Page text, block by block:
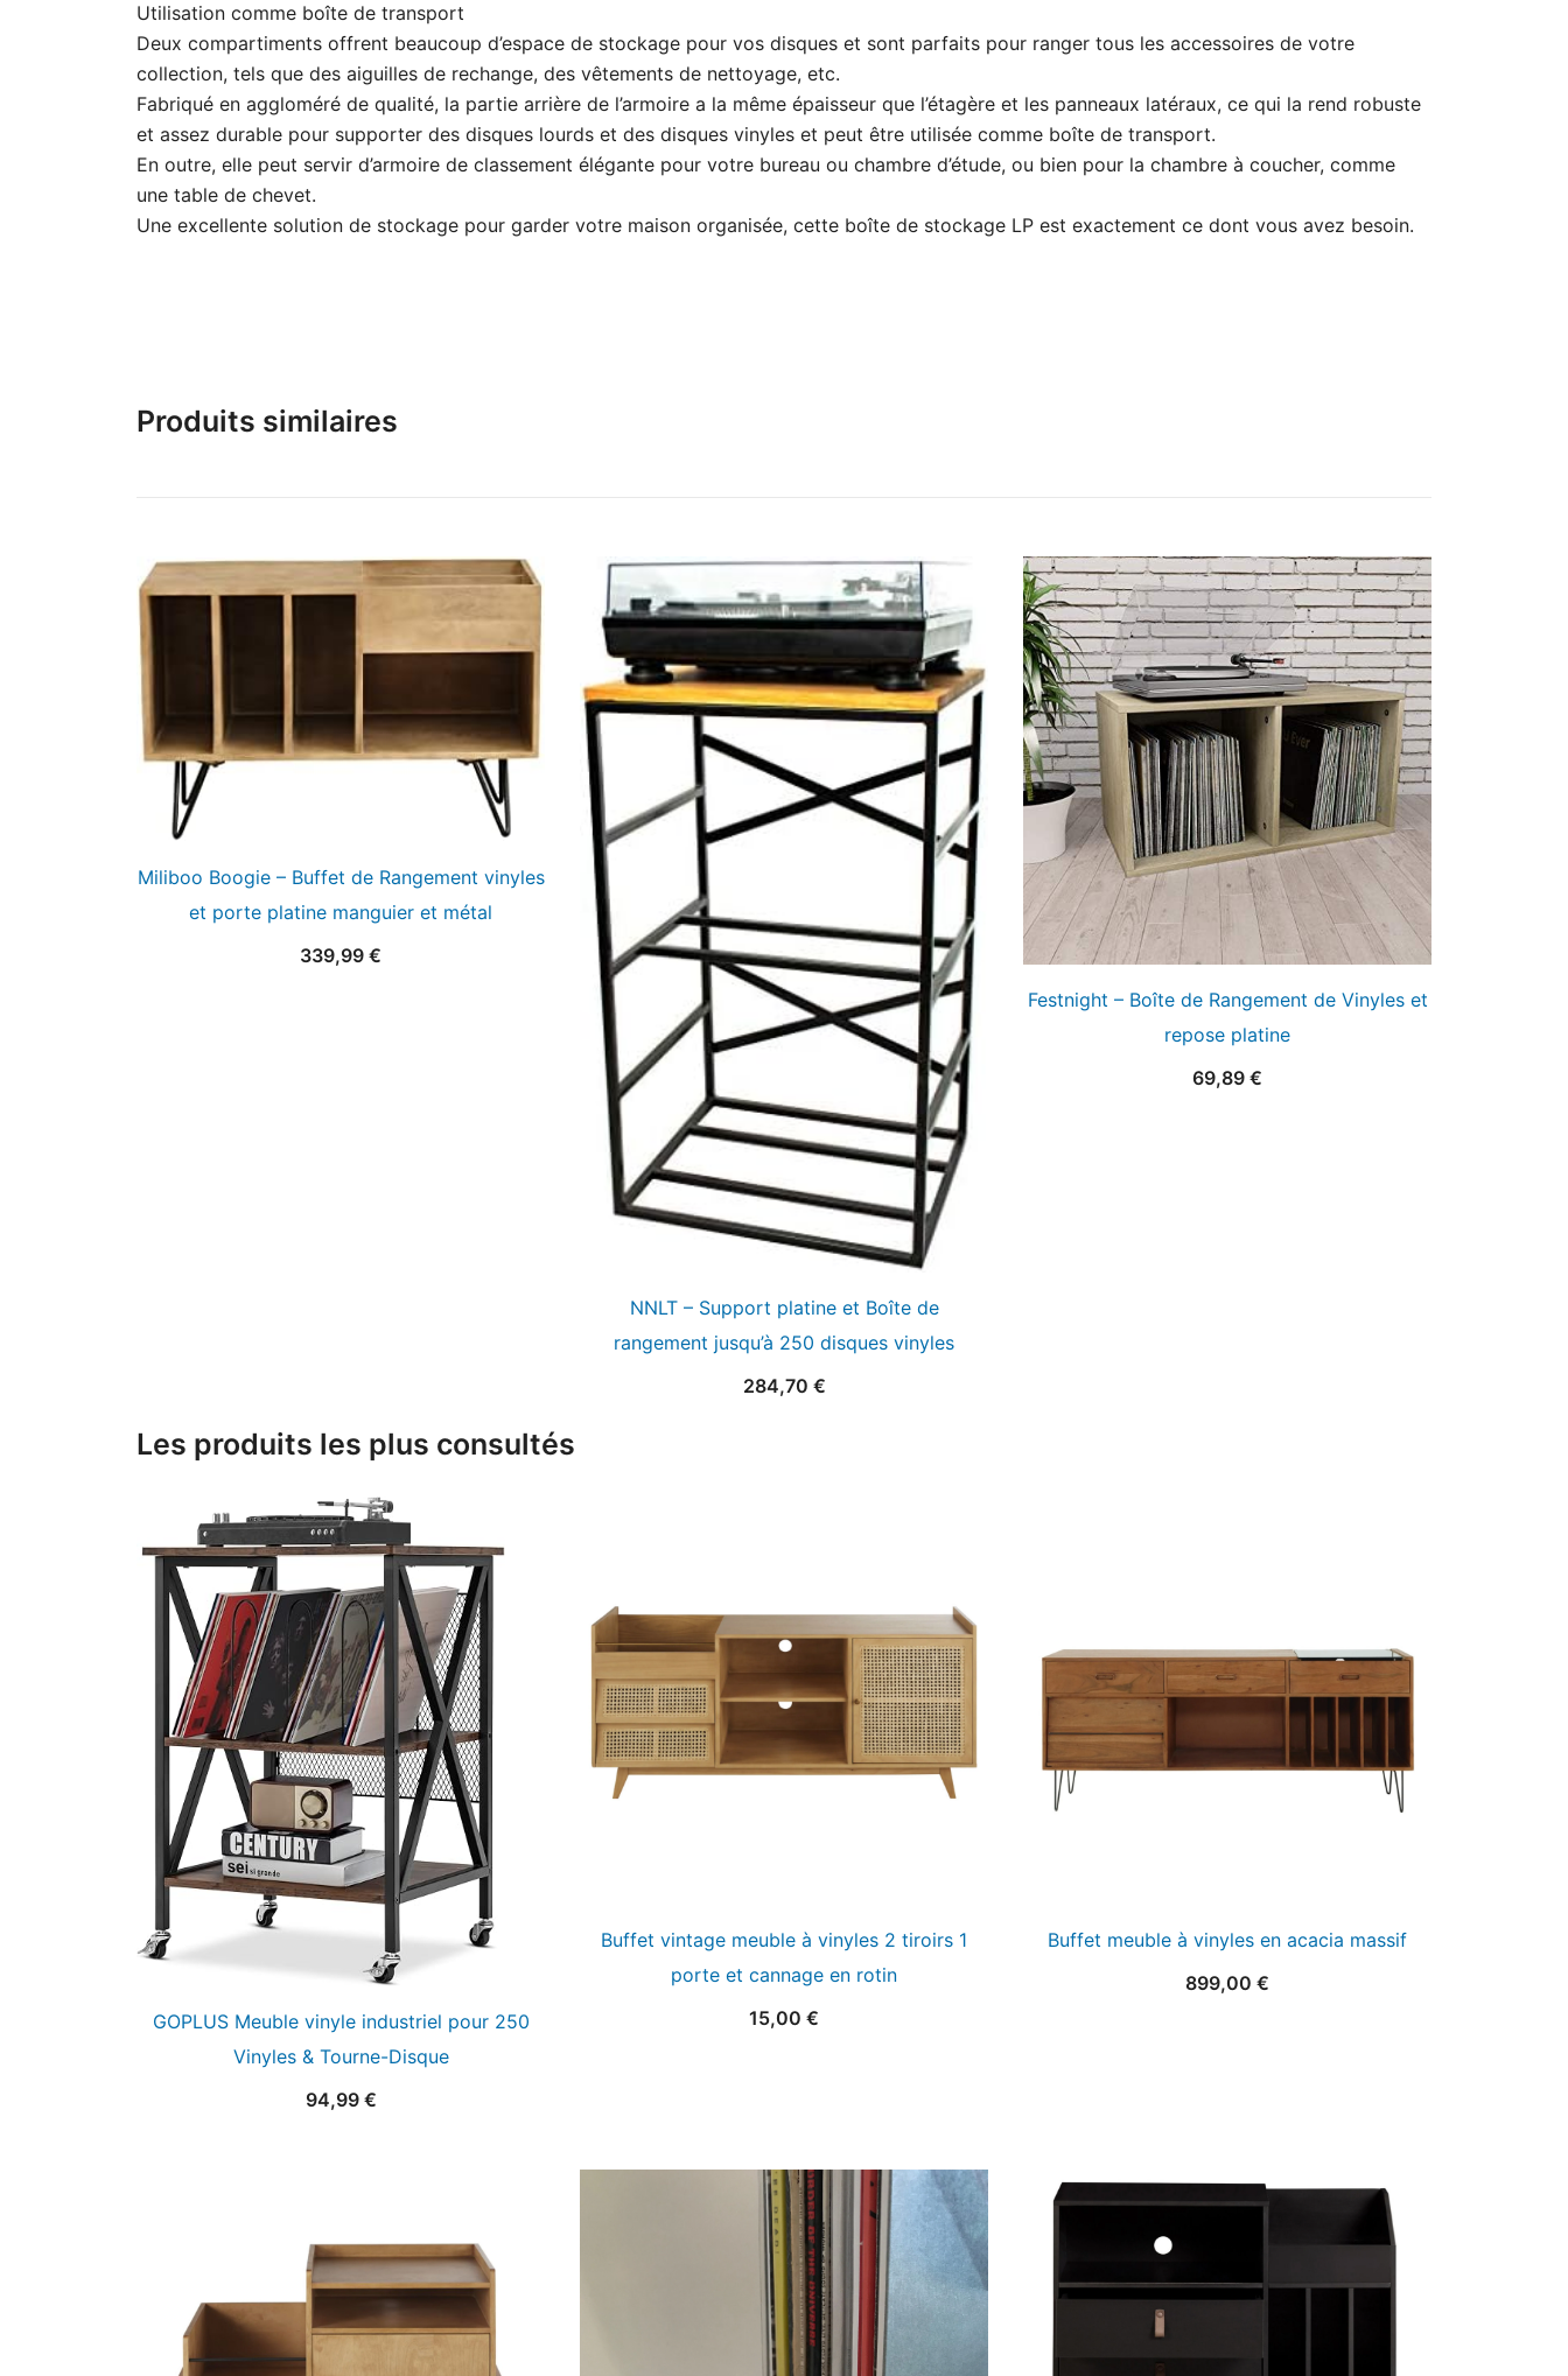
Utilisation comme boîte de transport
Deux compartiments offrent beaucoup d’espace de stockage pour vos disques et sont parfaits pour ranger tous les accessoires de votre
collection, tels que des aiguilles de rechange, des vêtements de nettoyage, etc.
Fabriqué en aggloméré de qualité, la partie arrière de l’armoire a la même épaisseur que l’étagère et les panneaux latéraux, ce qui la rend robuste
et assez durable pour supporter des disques lourds et des disques vinyles et peut être utilisée comme boîte de transport.
En outre, elle peut servir d’armoire de classement élégante pour votre bureau ou chambre d’étude, ou bien pour la chambre à coucher, comme
une table de chevet.
Une excellente solution de stockage pour garder votre maison organisée, cette boîte de stockage LP est exactement ce dont vous avez besoin.
Produits similaires
Miliboo Boogie – Buffet de Rangement vinyles
et porte platine manguier et métal
339,99 €
NNLT – Support platine et Boîte de
rangement jusqu’à 250 disques vinyles
284,70 €
Festnight – Boîte de Rangement de Vinyles et
repose platine
69,89 €
Les produits les plus consultés
GOPLUS Meuble vinyle industriel pour 250
Vinyles & Tourne-Disque
94,99 €
Buffet vintage meuble à vinyles 2 tiroirs 1
porte et cannage en rotin
15,00 €
Buffet meuble à vinyles en acacia massif
899,00 €